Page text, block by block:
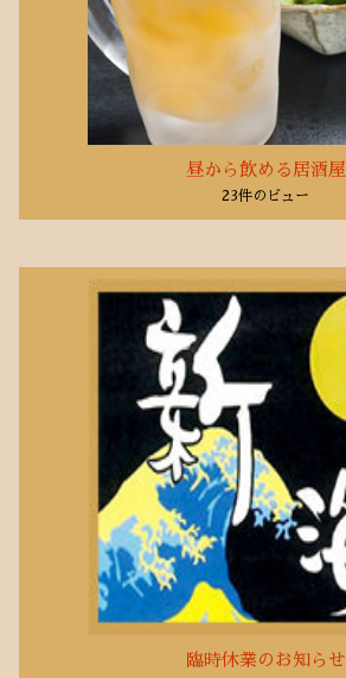
昼から飲める居酒屋
23件のビュー
臨時休業のお知らせ